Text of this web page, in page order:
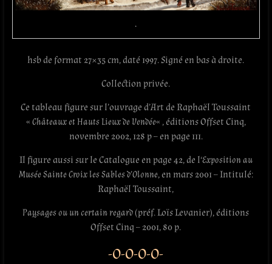
.
hsb de format 27×35 cm, daté 1997. Signé en bas à droite.
Collection privée.
Ce tableau figure sur l’ouvrage d’Art de Raphaël Toussaint
«Châteaux et Hauts Lieux de Vendée« , éditions Offset Cinq,‎
novembre 2002, 128 p – en page 111.
Il figure aussi sur le Catalogue en page 42, de l‘Exposition au
Musée Sainte Croix les Sables d’Olonne, en mars 2001 – Intitulé:
Raphaël Toussaint,
Paysages ou un certain regard(préf. Loïs Levanier), éditions
Offset Cinq – 2001, 80 p.
-O-O-O-O-